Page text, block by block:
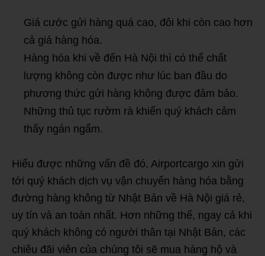
Giá cước gửi hàng quá cao, đôi khi còn cao hơn
cả giá hàng hóa.
Hàng hóa khi về đến Hà Nội thì có thể chất
lượng không còn được như lúc ban đầu do
phương thức gửi hàng không được đảm bảo.
Những thủ tục rườm rà khiến quý khách cảm
thấy ngán ngẩm.
Hiểu được những vấn đề đó, Airportcargo xin gửi
tới quý khách dịch vụ vận chuyển hàng hóa bằng
đường hàng không từ Nhật Bản về Hà Nội giá rẻ,
uy tín và an toàn nhất. Hơn những thế, ngay cả khi
quý khách không có người thân tại Nhật Bản, các
chiêu đãi viên của chúng tôi sẽ mua hàng hộ và